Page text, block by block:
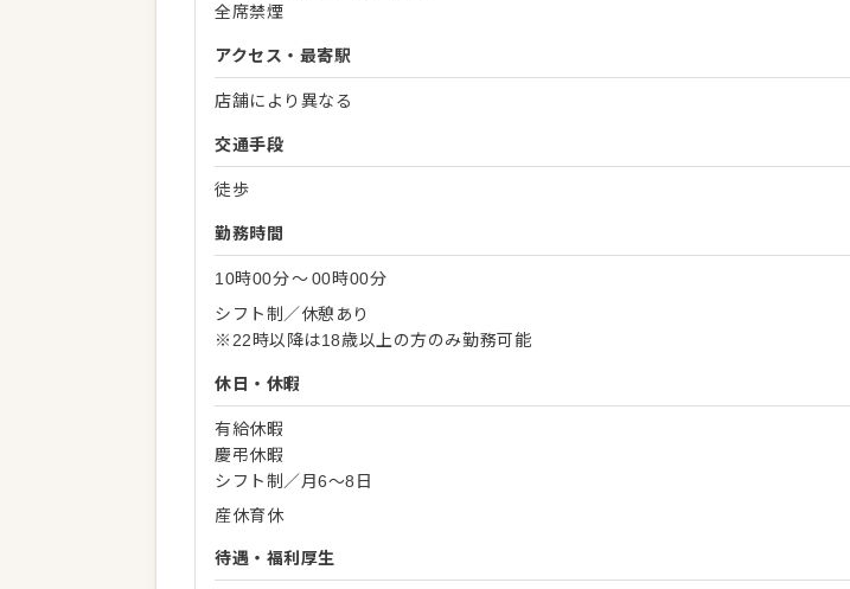
全席禁煙
アクセス・最寄駅
店舗により異なる
交通手段
徒歩
勤務時間
10時00分〜00時00分
シフト制／休憩あり
※22時以降は18歳以上の方のみ勤務可能
休日・休暇
有給休暇
慶弔休暇
シフト制／月6～8日
産休育休
待遇・福利厚生